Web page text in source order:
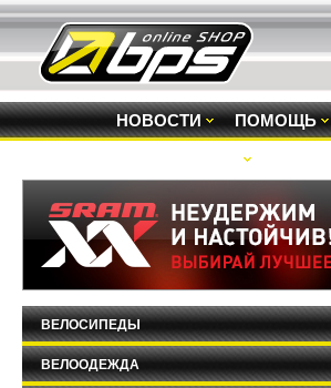
НОВОСТИ ПОМОЩЬ
ВЕЛОСИПЕДЫ
ВЕЛООДЕЖДА